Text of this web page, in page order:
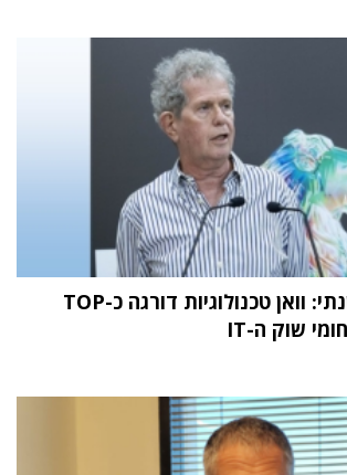
מחקר STKI השנתי: וואן טכנולוגיות דורגה כ-TOP